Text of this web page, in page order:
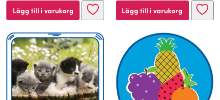
Lägg till i varukorg Lägg till i varukorg